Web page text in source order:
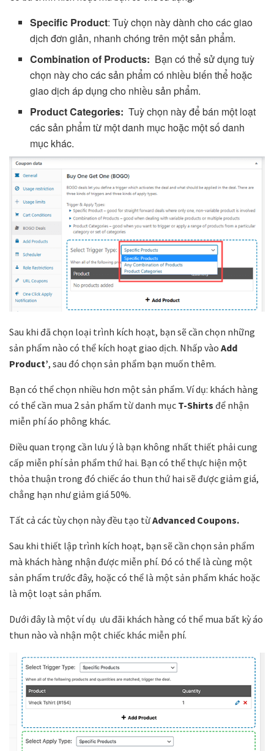
Specific Product: Tuỳ chọn này dành cho các giao
dịch đơn giản, nhanh chóng trên một sản phẩm.
Combination of Products: Bạn có thể sử dụng tuỳ
chọn này cho các sản phẩm có nhiều biến thể hoặc
giao dịch áp dụng cho nhiều sản phẩm.
Product Categories: Tuỳ chọn này để bán một loạt
các sản phẩm từ một danh mục hoặc một số danh
mục khác.
Sau khi đã chọn loại trình kích hoạt, bạn sẽ cần chọn những
sản phẩm nào có thể kích hoạt giao dịch. Nhấp vào Add
Product’, sau đó chọn sản phẩm bạn muốn thêm.
Bạn có thể chọn nhiều hơn một sản phẩm. Ví dụ: khách hàng
có thể cần mua 2 sản phẩm từ danh mục T-Shirts để nhận
miễn phí áo phông khác.
Điều quan trọng cần lưu ý là bạn không nhất thiết phải cung
cấp miễn phí sản phẩm thứ hai. Bạn có thể thực hiện một
thỏa thuận trong đó chiếc áo thun thứ hai sẽ được giảm giá,
chẳng hạn như giảm giá 50%.
Tất cả các tùy chọn này đều tạo từAdvanced Coupons.
Sau khi thiết lập trình kích hoạt, bạn sẽ cần chọn sản phẩm
mà khách hàng nhận được miễn phí. Đó có thể là cùng một
sản phẩm trước đây, hoặc có thể là một sản phẩm khác hoặc
là một loạt sản phẩm.
Dưới đây là một ví dụ ưu đãi khách hàng có thể mua bất kỳ áo
thun nào và nhận một chiếc khác miễn phí.